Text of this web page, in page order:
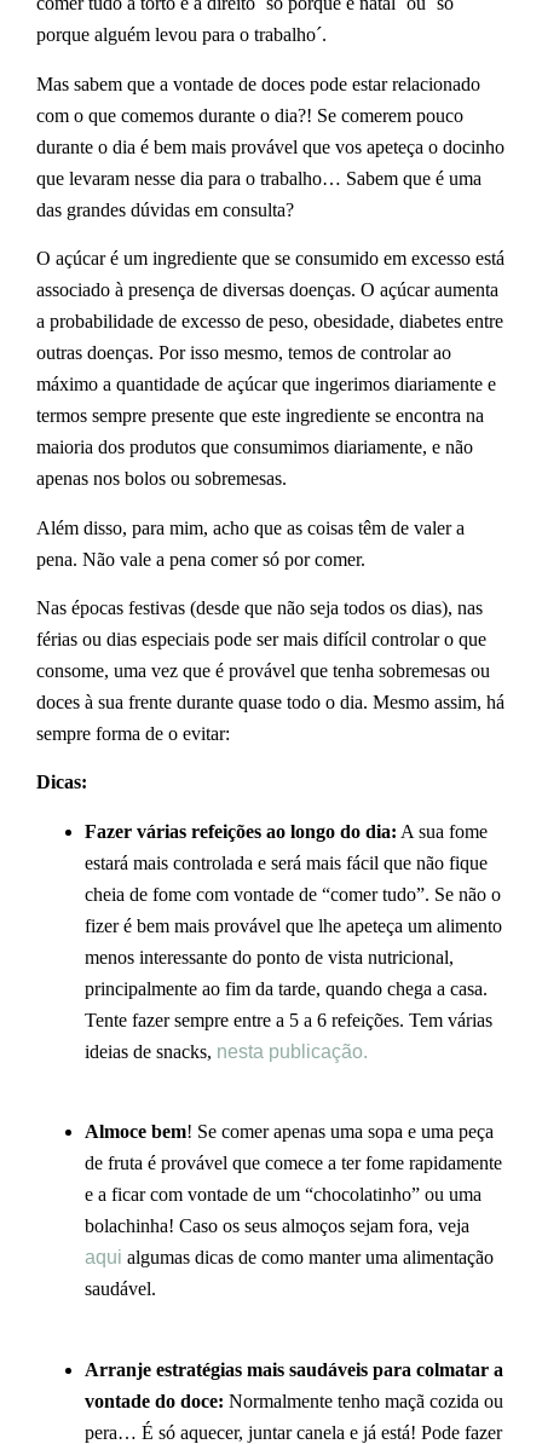
porque alguém levou para o trabalho´.
Mas sabem que a vontade de doces pode estar relacionado
com o que comemos durante o dia?! Se comerem pouco
durante o dia é bem mais provável que vos apeteça o docinho
que levaram nesse dia para o trabalho… Sabem que é uma
das grandes dúvidas em consulta?
O açúcar é um ingrediente que se consumido em excesso está
associado à presença de diversas doenças. O açúcar aumenta
a probabilidade de excesso de peso, obesidade, diabetes entre
outras doenças. Por isso mesmo, temos de controlar ao
máximo a quantidade de açúcar que ingerimos diariamente e
termos sempre presente que este ingrediente se encontra na
maioria dos produtos que consumimos diariamente, e não
apenas nos bolos ou sobremesas.
Além disso, para mim, acho que as coisas têm de valer a
pena. Não vale a pena comer só por comer.
Nas épocas festivas (desde que não seja todos os dias), nas
férias ou dias especiais pode ser mais difícil controlar o que
consome, uma vez que é provável que tenha sobremesas ou
doces à sua frente durante quase todo o dia. Mesmo assim, há
sempre forma de o evitar:
Dicas:
Fazer várias refeições ao longo do dia: A sua fome
estará mais controlada e será mais fácil que não fique
cheia de fome com vontade de “comer tudo”. Se não o
fizer é bem mais provável que lhe apeteça um alimento
menos interessante do ponto de vista nutricional,
principalmente ao fim da tarde, quando chega a casa.
Tente fazer sempre entre a 5 a 6 refeições. Tem várias
ideias de snacks, nesta publicação.
Almoce bem! Se comer apenas uma sopa e uma peça
de fruta é provável que comece a ter fome rapidamente
e a ficar com vontade de um “chocolatinho” ou uma
bolachinha! Caso os seus almoços sejam fora, veja
aqui algumas dicas de como manter uma alimentação
saudável.
Arranje estratégias mais saudáveis para colmatar a
vontade do doce: Normalmente tenho maçã cozida ou
pera… É só aquecer, juntar canela e já está! Pode fazer